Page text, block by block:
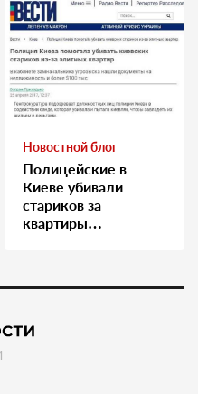
Новостной блог
Полицейские в
Киеве убивали
стариков за
квартиры…